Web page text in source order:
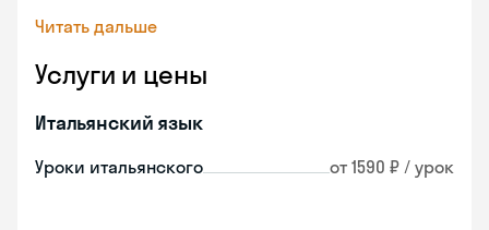
Читать дальше
Услуги и цены
Итальянский язык
Уроки итальянского от 1590 ₽ / урок